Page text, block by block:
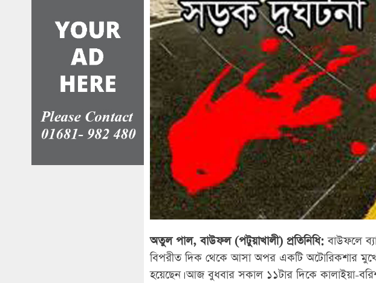
অতুল পাল, বাউফল (পটুয়াখালী) প্রতিনিধি: বাউফলে
বিপরীত দিক থেকে আসা অপর একটি অটোরিকশার
হয়েছেন। আজ বুধবার সকাল ১১টার দিকে কালাইয়া-